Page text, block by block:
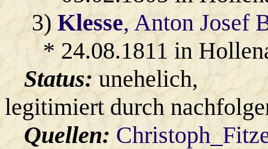
3)Klesse, Anton Josef
* 24.08.1811 in
Status:unehelich,
legitimiert durch
Quellen: